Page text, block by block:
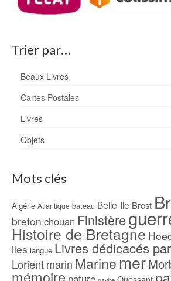
Trier par…
Beaux Livres
Cartes Postales
Livres
Objets
Mots clés
Algérie Atlantique bateau Belle-Ile Brest
breton chouan Finistère
Histoire de Bretagne
iles langue Livres dédicacés
Lorientmarin Marine mer